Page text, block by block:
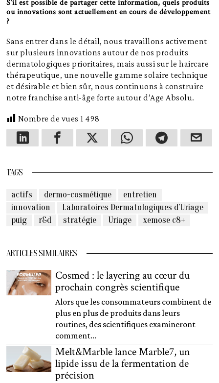
S’il est possible de partager cette information, quels produits
ou innovations sont actuellement en cours de développement
?
Sans entrer dans le détail, nous travaillons activement
sur plusieurs innovations autour de nos produits
dermatologiques prioritaires, mais aussi sur le haircare
thérapeutique, une nouvelle gamme solaire technique
et désirable et bien sûr, nous continuons à construire
notre franchise anti-âge forte autour d’Age Absolu.
Nombre de vues 1 498
TAGS
actifs dermo-cosmétique
entretien
innovation
Laboratoires Dermatologiques d’Uriage
puig
r&d stratégie Uriage xemose c8+
ARTICLES SIMILAIRES
Cosmed : le layering au cœur du
prochain congrès scientifique
Alors que les consommateurs combinent de
plus en plus de produits dans leurs
routines, des scientifiques examineront
comment...
Melt&Marble lance Marble7, un
lipide issu de la fermentation de
précision